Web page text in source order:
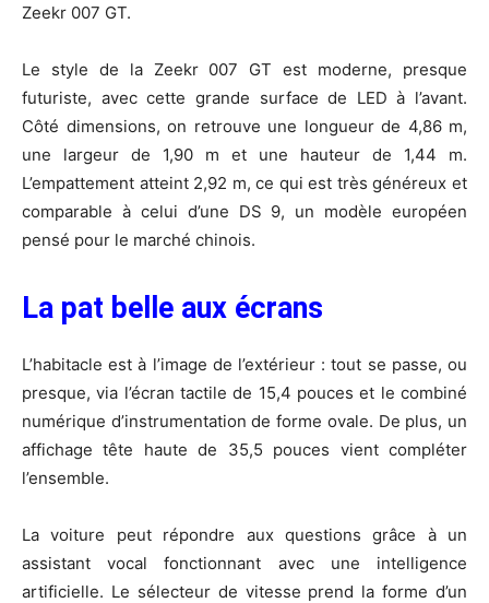
Zeekr 007 GT.
Le style de la Zeekr 007 GT est moderne, presque
futuriste, avec cette grande surface de LED à l’avant.
Côté dimensions, on retrouve une longueur de 4,86 m,
une largeur de 1,90 m et une hauteur de 1,44 m.
L’empattement atteint 2,92 m, ce qui est très généreux et
comparable à celui d’une DS 9, un modèle européen
pensé pour le marché chinois.
La pat belle aux écrans
L’habitacle est à l’image de l’extérieur : tout se passe, ou
presque, via l’écran tactile de 15,4 pouces et le combiné
numérique d’instrumentation de forme ovale. De plus, un
affichage tête haute de 35,5 pouces vient compléter
l’ensemble.
La voiture peut répondre aux questions grâce à un
assistant vocal fonctionnant avec une intelligence
artificielle. Le sélecteur de vitesse prend la forme d’un